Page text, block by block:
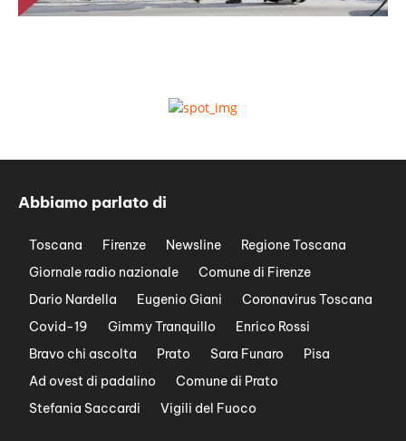
Abbiamo parlato di
Toscana Firenze Newsline
Regione Toscana
Giornale radio nazionale
Comune di Firenze
Dario Nardella
Eugenio Giani
Coronavirus Toscana
Covid-19
Gimmy Tranquillo
Enrico Rossi
Bravo chi ascolta
Prato Sara Funaro
Pisa
Ad ovest di padalino
Comune di Prato
Stefania Saccardi
Vigili del Fuoco